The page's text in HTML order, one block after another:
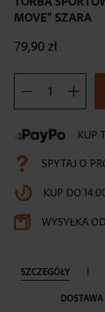
beginning
gallery
MOVE" SZARA
79,90 zł
KUP
SPYTAJ O
KUP DO
WYSYŁKA
SZCZEGÓŁY
DOSTAWA